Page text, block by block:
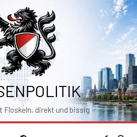
direkt und bissig